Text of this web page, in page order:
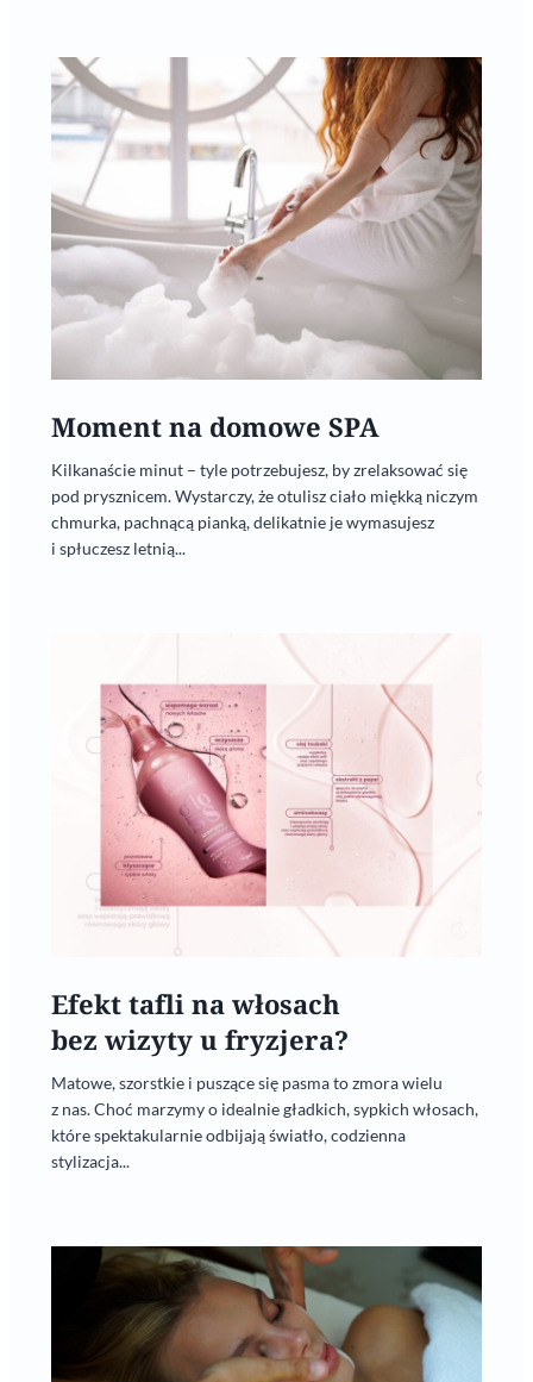
Moment na domowe SPA
Kilkanaście minut – tyle potrzebujesz, by zrelaksować się
pod prysznicem. Wystarczy, że otulisz ciało miękką niczym
chmurka, pachnącą pianką, delikatnie je wymasujesz
i spłuczesz letnią...
Efekt tafli na włosach
bez wizyty u fryzjera?
Matowe, szorstkie i puszące się pasma to zmora wielu
z nas. Choć marzymy o idealnie gładkich, sypkich włosach,
które spektakularnie odbijają światło, codzienna
stylizacja...